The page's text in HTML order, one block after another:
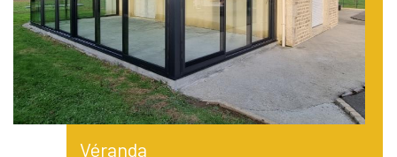
Véranda